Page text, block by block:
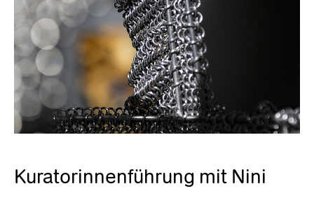
Kuratorinnenführung mit Nini